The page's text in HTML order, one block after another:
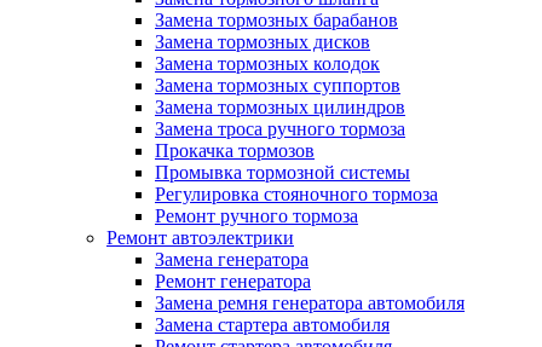
Замена тормозных барабанов
Замена тормозных дисков
Замена тормозных колодок
Замена тормозных суппортов
Замена тормозных цилиндров
Замена троса ручного тормоза
Прокачка тормозов
Промывка тормозной системы
Регулировка стояночного тормоза
Ремонт ручного тормоза
Ремонт автоэлектрики
Замена генератора
Ремонт генератора
Замена ремня генератора автомобиля
Замена стартера автомобиля